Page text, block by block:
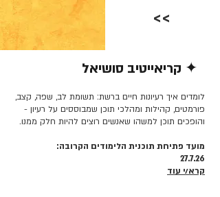
>>
✦ קריאייטיב סושיאל
לומדים איך רעיונות חיים ברשת: תשומת לב, שפה, קצב,
פורמטים, קהילות ומהלכי תוכן שמבוססים על רעיון -
והופכים תוכן למשהו שאנשים רוצים להיות חלק ממנו.
מועד פתיחת תוכנית הלימודים הקרובה:
27.7.26
קרא/י עוד